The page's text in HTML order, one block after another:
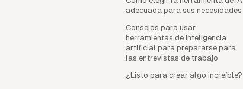
adecuada para sus necesidades
Consejos para usar
herramientas de inteligencia
artificial para prepararse para
las entrevistas de trabajo
¿Listo para crear algo increíble?